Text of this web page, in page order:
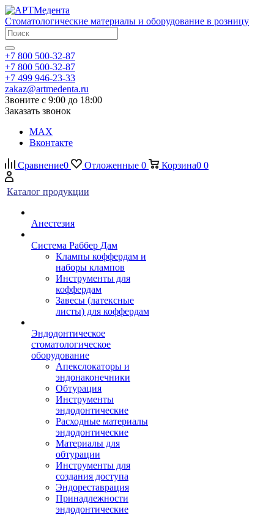
Стоматологические материалы и оборудование в розницу
+7 800 500-32-87
+7 800 500-32-87
+7 499 946-23-33
zakaz@artmedenta.ru
Звоните с 9:00 до 18:00
Заказать звонок
MAX
Вконтакте
Сравнение0 Отложенные 0 Корзина0 0
Каталог продукции
Анестезия
Система Раббер Дам
Клампы коффердам и
наборы клампов
Инструменты для
коффердам
Завесы (латексные
листы) для коффердам
Эндодонтическое
стоматологическое
оборудование
Апекслокаторы и
эндонаконечники
Обтурация
Инструменты
эндодонтические
Расходные материалы
эндодонтические
Материалы для
обтурации
Инструменты для
создания доступа
Эндореставрация
Принадлежности
эндодонтические